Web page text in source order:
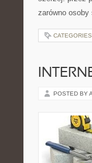
zarówno
POSTED BY